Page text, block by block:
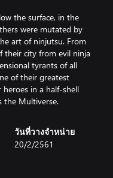
the surface, in the
were mutated by
art of ninjutsu. From
their city from evil ninja
tyrants of all
of their greatest
in a half-shell
the Multiverse.
วันที่วางจำหน่าย
20/2/2561